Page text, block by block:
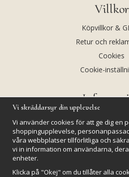
Villkor
Köpvillkor &
Retur och
Cookies
Cookie-
Nyheter
Kristaller och
Vi skräddarsyr din upplevelse
Vi använder cookies för att ge dig en
shoppingupplevelse,
våra webbplatser tillförlitliga och
vi in information om användarna,
enheter.
Klicka på "Okej" om du tillåter alla